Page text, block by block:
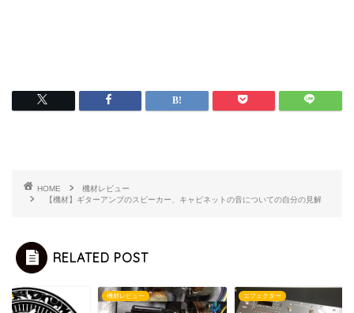
HOME
機材レビュー
【機材】ギターアンプのスピーカー、キャビネットの音についての自分の見解
RELATED POST
ビュー エフェクター 機材レビュー